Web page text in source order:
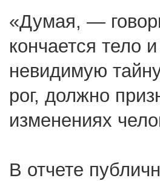
«Думая, —
кончается тело
невидимую
рог, должно
изменениях
В отчете